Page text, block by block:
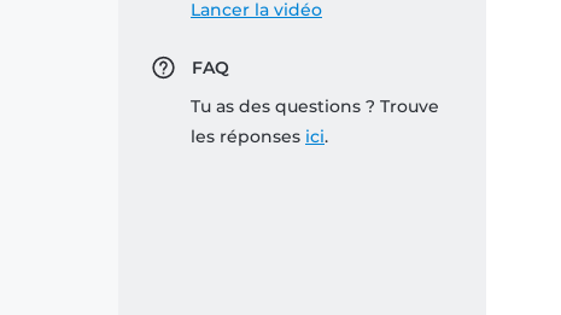
Lancer la vidéo
FAQ
Tu as des questions ? Trouve
les réponses ici.